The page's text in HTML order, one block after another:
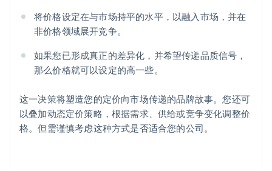
将价格设定在与市场持平的水平，以融入市场，并在
非价格领域展开竞争。
如果您已形成真正的差异化，并希望传递品质信号，
那么价格就可以设定的高一些。
这一决策将塑造您的定价向市场传递的品牌故事。您还可
以叠加动态定价策略，根据需求、供给或竞争变化调整价
格。但需谨慎考虑这种方式是否适合您的公司。